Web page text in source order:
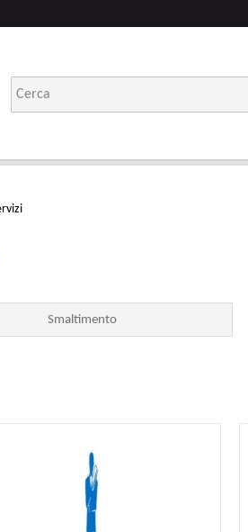
Smaltimento